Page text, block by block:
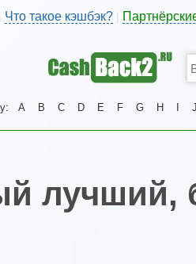
Что такое кэшбэк?
A B C D E F G H
лучший,